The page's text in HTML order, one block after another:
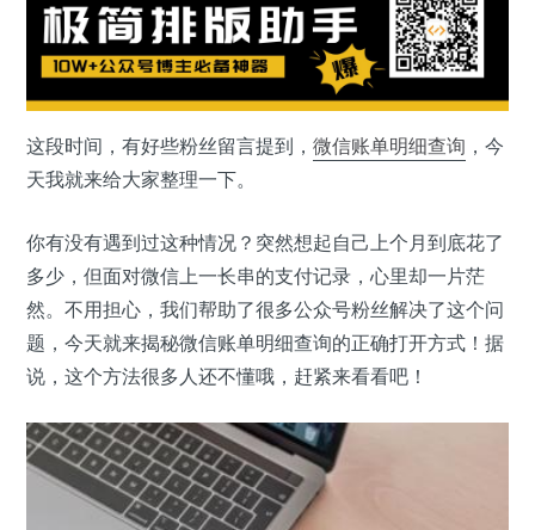
这段时间，有好些粉丝留言提到， 微信账单明细查询 ，今
天我就来给大家整理一下。
你有没有遇到过这种情况？突然想起自己上个月到底花了
多少，但面对微信上一长串的支付记录，心里却一片茫
然。不用担心，我们帮助了很多公众号粉丝解决了这个问
题，今天就来揭秘微信账单明细查询的正确打开方式！据
说，这个方法很多人还不懂哦，赶紧来看看吧！